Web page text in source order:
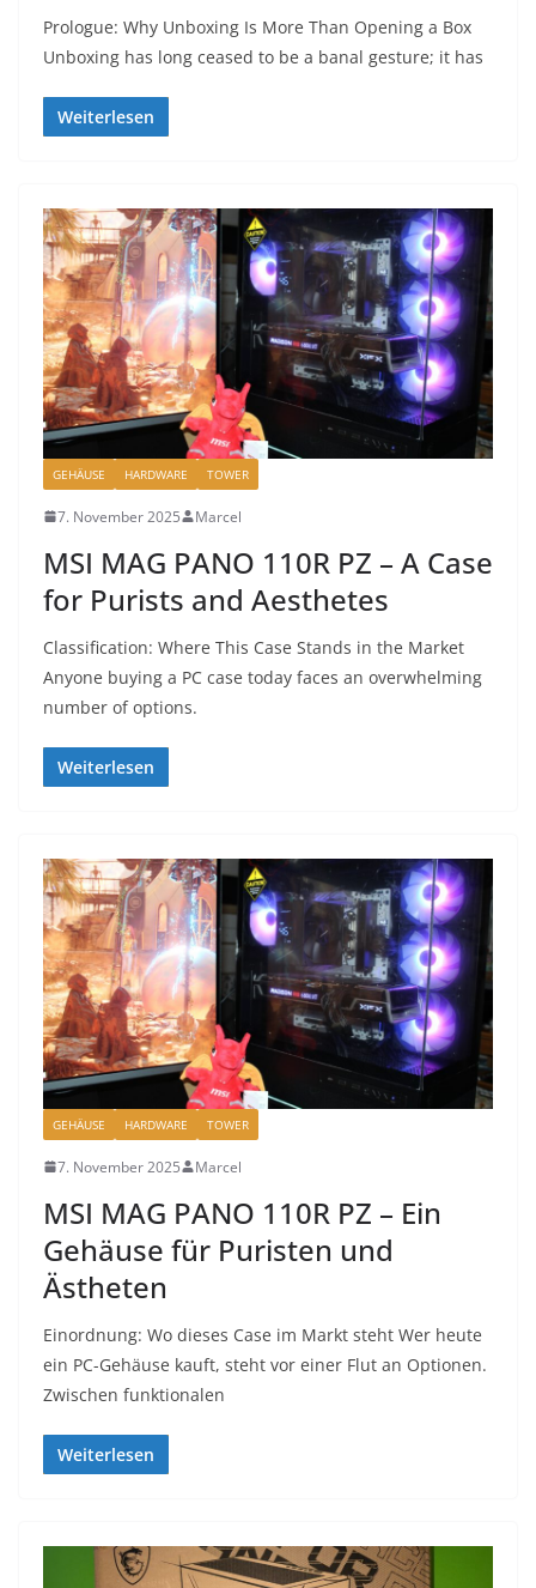
Prologue: Why Unboxing Is More Than Opening a Box
Unboxing has long ceased to be a banal gesture; it has
Weiterlesen
GEHÄUSE HARDWARE TOWER
7. November 2025 Marcel
MSI MAG PANO 110R PZ – A Case
for Purists and Aesthetes
Classification: Where This Case Stands in the Market
Anyone buying a PC case today faces an overwhelming
number of options.
Weiterlesen
GEHÄUSE HARDWARE TOWER
7. November 2025 Marcel
MSI MAG PANO 110R PZ – Ein
Gehäuse für Puristen und
Ästheten
Einordnung: Wo dieses Case im Markt steht Wer heute
ein PC-Gehäuse kauft, steht vor einer Flut an Optionen.
Zwischen funktionalen
Weiterlesen